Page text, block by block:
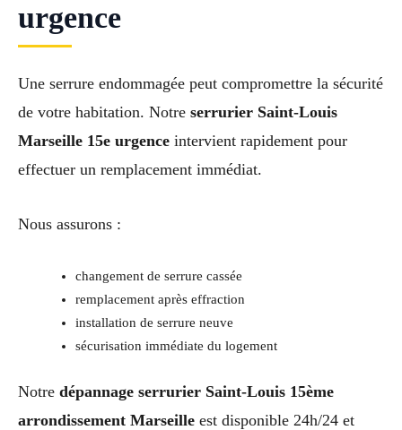
urgence
Une serrure endommagée peut compromettre la sécurité
de votre habitation. Notre serrurier Saint-Louis
Marseille 15e urgence intervient rapidement pour
effectuer un remplacement immédiat.
Nous assurons :
changement de serrure cassée
remplacement après effraction
installation de serrure neuve
sécurisation immédiate du logement
Notre dépannage serrurier Saint-Louis 15ème
arrondissement Marseille est disponible 24h/24 et